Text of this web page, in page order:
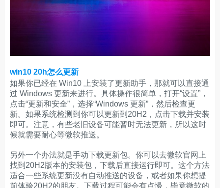
win10 20h怎么更新
如果你已经在 Win10 上安装了更新助手，那就可以直接通
过 Windows 更新来进行。具体操作很简单，打开“设置”，
点击“更新和安全”，选择“Windows 更新”，然后检查更
新。如果系统检测到你可以更新到20H2，点击下载并安装
即可。注意，有些老旧设备可能暂时无法更新，所以这时
候就需要耐心等微软推送。
另外一个办法就是手动下载更新包。你可以去微软官网上
找到20H2版本的安装包，下载后直接运行即可。这个方法
适合一些系统更新没有自动推送的设备，或者如果你想提
前体验20H2的朋友。下载过程可能会有点慢，毕竟微软的